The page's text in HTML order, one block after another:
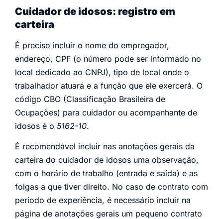
Cuidador de idosos: registro em
carteira
É preciso incluir o nome do empregador,
endereço, CPF (o número pode ser informado no
local dedicado ao CNPJ), tipo de local onde o
trabalhador atuará e a função que ele exercerá. O
código CBO (Classificação Brasileira de
Ocupações) para cuidador ou acompanhante de
idosos é o 5162-10.
É recomendável incluir nas anotações gerais da
carteira do cuidador de idosos uma observação,
com o horário de trabalho (entrada e saída) e as
folgas a que tiver direito. No caso de contrato com
período de experiência, é necessário incluir na
página de anotações gerais um pequeno contrato